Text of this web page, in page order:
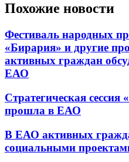
Похожие новости
Фестиваль народных
«Бирария» и другие
активных граждан
ЕАО
Стратегическая
прошла в ЕАО
В ЕАО активных
социальными